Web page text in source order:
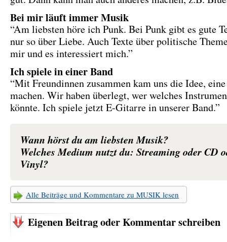
Bei mir läuft immer Musik
“Am liebsten höre ich Punk. Bei Punk gibt es gute
nur so über Liebe. Auch Texte über politische
mir und es interessiert mich.”
Ich spiele in einer Band
“Mit Freundinnen zusammen kam uns die Idee,
machen. Wir haben überlegt, wer welches
könnte. Ich spiele jetzt E-Gitarre in unserer Band.”
Wann hörst du am liebsten Musik?
Welches Medium nutzt du: Streaming oder CD
Vinyl?
Alle Beiträge und Kommentare zu MUSIK lesen
Eigenen Beitrag oder Kommentar schreiben